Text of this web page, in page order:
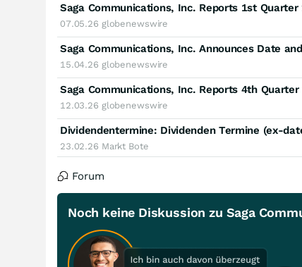
Saga Communications, Inc. Reports 1st Quarter
07.05.26 globenewswire
15.04.26 globenewswire
Saga Communications, Inc. Reports 4th
12.03.26 globenewswire
Dividendentermine: Dividenden Termine (ex-
23.02.26 Markt Bote
Forum
Noch keine Diskussion zu Saga